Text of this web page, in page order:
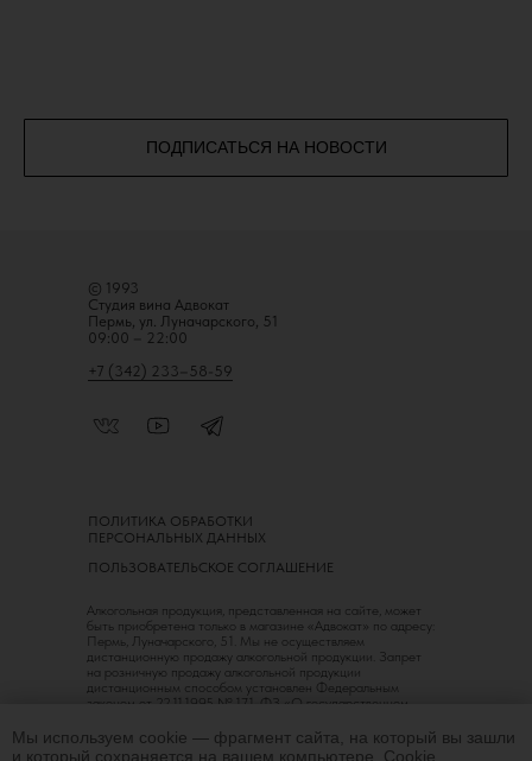
Мы используем cookie — фрагмент сайта, на который вы зашли
и который сохраняется на вашем компьютере. Сookie
ПОДПИСАТЬСЯ НА НОВОСТИ
© 1993
Студия вина Адвокат
Пермь, ул. Луначарского, 51
09:00 – 22:00
+7 (342) 233–58-59
ПОЛЬЗОВАТЕЛЬСКОЕ СОГЛАШЕНИЕ
ПОЛИТИКА ОБРАБОТКИ
ПЕРСОНАЛЬНЫХ ДАННЫХ
Алкогольная продукция, представленная на сайте, может
быть приобретена только в магазине «Адвокат» по адресу:
Пермь, Луначарского, 51. Мы не осуществляем
дистанционную продажу алкогольной продукции. Запрет
на розничную продажу алкогольной продукции
дистанционным способом установлен Федеральным
законом от 22.11.1995 № 171-ФЗ «О государственном
алкогольной и спиртосодержащей продукции
и об ограничении потребления (распития) алкогольной